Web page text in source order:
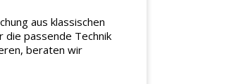
aus klassischen
die passende Technik
beraten wir